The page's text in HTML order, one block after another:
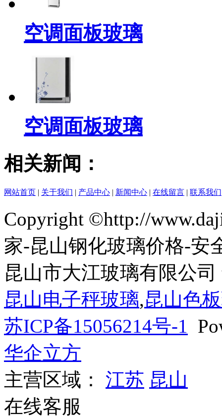
空调面板玻璃
空调面板玻璃
相关新闻：
网站首页 关于我们 产品中心 新闻中心 在线留言 联系我们
Copyright ©http://
家-昆山钢化玻璃价格-安
昆山市大江玻璃有限公
昆山电子秤玻璃,昆山色
苏ICP备15056214号-1
华企立方
主营区域： 江苏 昆山
在线客服